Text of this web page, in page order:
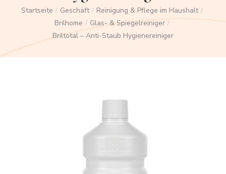
Startseite / Geschäft / Reinigung & Pflege im Haushalt /
Brilhome / Glas- & Spiegelreiniger /
Briltotal – Anti-Staub Hygienereiniger